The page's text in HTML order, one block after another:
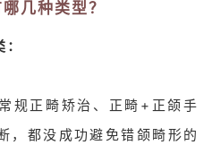
几种类型？
规正畸矫治、正畸+正颌手
，都没成功避免错颌畸形的